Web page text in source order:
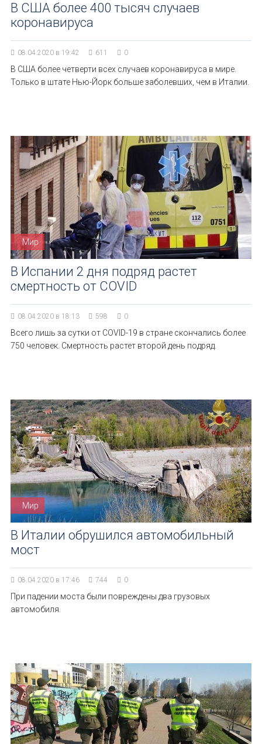
В США более 400 тысяч случаев
коронавируса
08.04.2020 в 19:42 611 0
В США более четверти всех случаев коронавируса в мире.
Только в штате Нью-Йорк больше заболевших, чем в Италии.
Мир
В Испании 2 дня подряд растет
смертность от COVID
08.04.2020 в 18:13 598 0
Всего лишь за сутки от COVID-19 в стране скончались более
750 человек. Смертность растет второй день подряд.
Мир
В Италии обрушился автомобильный
мост
08.04.2020 в 17:46 744 0
При падении моста были повреждены два грузовых
автомобиля.